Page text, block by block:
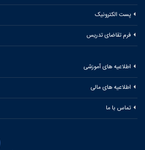
پست الکترونیک
فرم تقاضای تدریس
اطلاعیه های آموزشی
اطلاعیه های مالی
تماس با ما